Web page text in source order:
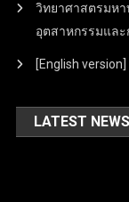
วิทยาศาสตรมห
อุตสาหกรรมและ
[English
LATEST NEWS